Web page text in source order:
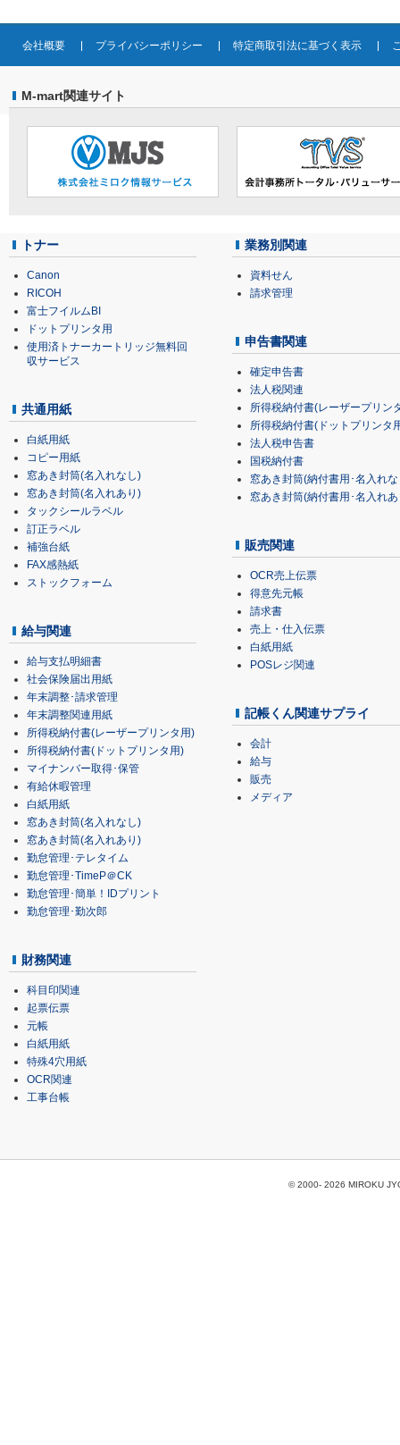
会社概要 プライバシーポリシー 特定商取引法に基づく表示
M-mart関連サイト
トナー
Canon
RICOH
富士フイルムBI
ドットプリンタ用
使用済トナーカートリッジ無料回
収サービス
共通用紙
白紙用紙
コピー用紙
窓あき封筒(名入れなし)
窓あき封筒(名入れあり)
タックシールラベル
訂正ラベル
補強台紙
FAX感熱紙
ストックフォーム
給与関連
給与支払明細書
社会保険届出用紙
年末調整･請求管理
年末調整関連用紙
所得税納付書(レーザープリンタ用)
所得税納付書(ドットプリンタ用)
マイナンバー取得･保管
有給休暇管理
白紙用紙
窓あき封筒(名入れなし)
窓あき封筒(名入れあり)
勤怠管理･テレタイム
勤怠管理･TimeP＠CK
勤怠管理･簡単！IDプリント
勤怠管理･勤次郎
財務関連
科目印関連
起票伝票
元帳
白紙用紙
特殊4穴用紙
OCR関連
工事台帳
業務別関連
資料せん
請求管理
申告書関連
確定申告書
法人税関連
所得税納付書(レーザープリン
所得税納付書(ドットプリンタ
法人税申告書
国税納付書
窓あき封筒(納付書用･名入れ
窓あき封筒(納付書用･名入れ
販売関連
OCR売上伝票
得意先元帳
請求書
売上・仕入伝票
白紙用紙
POSレジ関連
記帳くん関連サプライ
会計
給与
販売
メディア
© 2000- 2026 MIROKU